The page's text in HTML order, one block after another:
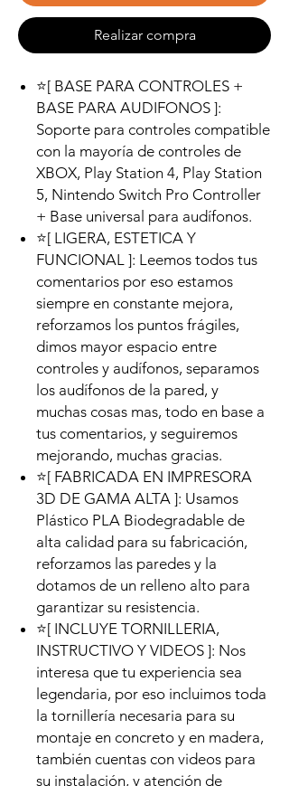
Realizar compra
⭐[ BASE PARA CONTROLES +
BASE PARA AUDIFONOS ]:
Soporte para controles compatible
con la mayoría de controles de
XBOX, Play Station 4, Play Station
5, Nintendo Switch Pro Controller
+ Base universal para audífonos.
⭐[ LIGERA, ESTETICA Y
FUNCIONAL ]: Leemos todos tus
comentarios por eso estamos
siempre en constante mejora,
reforzamos los puntos frágiles,
dimos mayor espacio entre
controles y audífonos, separamos
los audífonos de la pared, y
muchas cosas mas, todo en base a
tus comentarios, y seguiremos
mejorando, muchas gracias.
⭐[ FABRICADA EN IMPRESORA
3D DE GAMA ALTA ]: Usamos
Plástico PLA Biodegradable de
alta calidad para su fabricación,
reforzamos las paredes y la
dotamos de un relleno alto para
garantizar su resistencia.
⭐[ INCLUYE TORNILLERIA,
INSTRUCTIVO Y VIDEOS ]: Nos
interesa que tu experiencia sea
legendaria, por eso incluimos toda
la tornillería necesaria para su
montaje en concreto y en madera,
también cuentas con videos para
su instalación, y atención de